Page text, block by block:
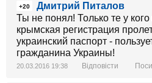
+20
Дмитрий Питалов
Ты не понял! Только те у
крымская регистрация
украинский паспорт -
гражданина Украины!
20.03.2016 19:38 Відповісти